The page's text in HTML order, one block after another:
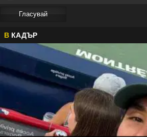
В КАДЪР